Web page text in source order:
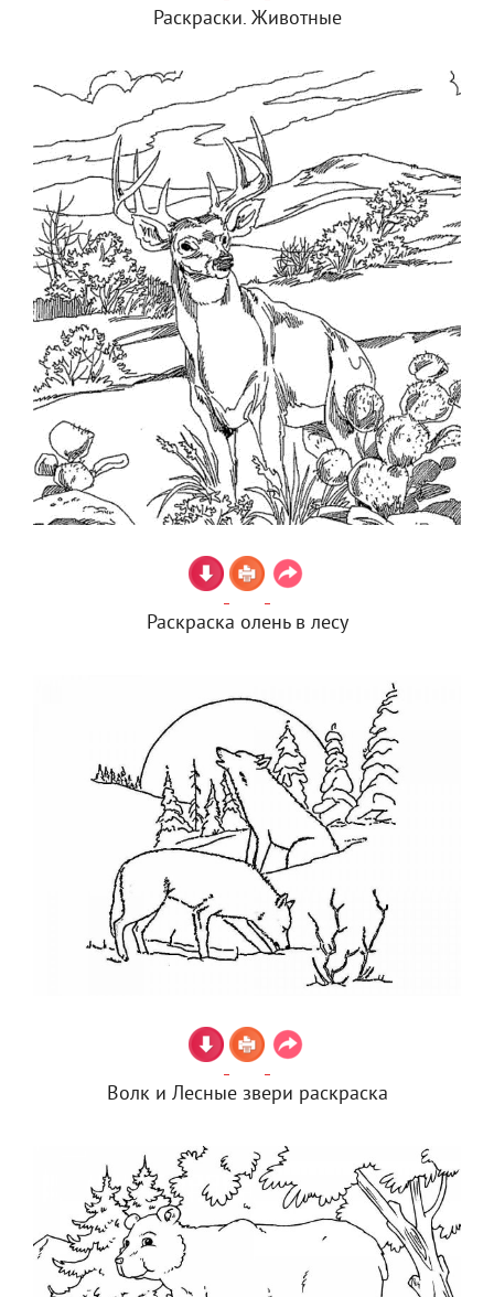
Раскраски. Животные
Раскраска олень в лесу
Волк и Лесные звери раскраска